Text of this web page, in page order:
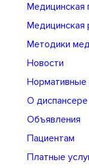
Медицинская
Медицинская
Методики
Новости
О диспансере
Объявления
Пациентам
Платные